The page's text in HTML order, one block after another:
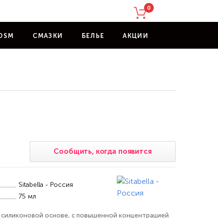
0
СМАЗКИ БЕЛЬЕ АКЦИИ
Сообщить, когда появится
Sitabella - Россия
75 мл
силиконовой основе, с повышенной концентрацией